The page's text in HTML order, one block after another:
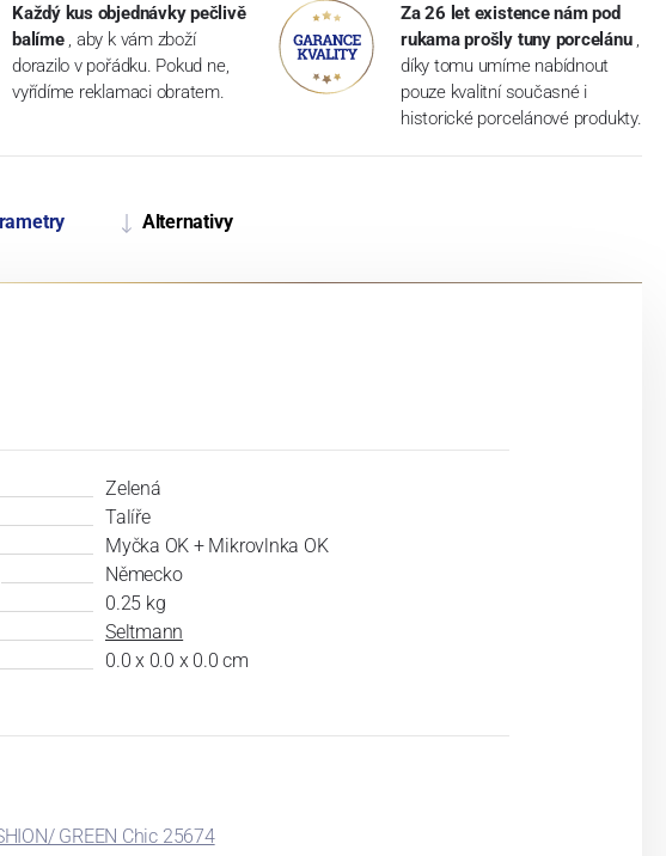
Každý kus objednávky pečlivě
balíme , aby k vám zboží
dorazilo v pořádku. Pokud ne,
vyřídíme reklamaci obratem.
Za 26 let existence nám pod
rukama prošly tuny porcelánu ,
díky tomu umíme nabídnout
pouze kvalitní současné i
historické porcelánové produkty.
Alternativy
Zelená
Talíře
Myčka OK + Mikrovlnka OK
Německo
0.25 kg
Seltmann
0.0 x 0.0 x 0.0 cm
GREEN Chic 25674